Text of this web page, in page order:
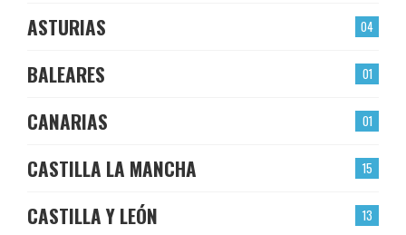
04
ASTURIAS
01
BALEARES
01
CANARIAS
15
CASTILLA LA MANCHA
13
CASTILLA Y LEÓN